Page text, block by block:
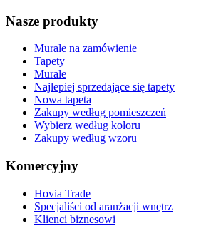
Nasze produkty
Murale na zamówienie
Tapety
Murale
Najlepiej sprzedające się tapety
Nowa tapeta
Zakupy według pomieszczeń
Wybierz według koloru
Zakupy według wzoru
Komercyjny
Hovia Trade
Specjaliści od aranżacji wnętrz
Klienci biznesowi